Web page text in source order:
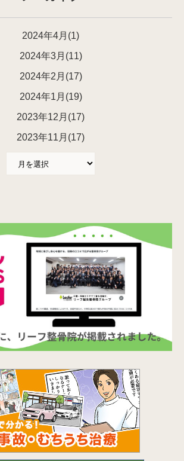
2024年4月(1)
2024年3月(11)
2024年2月(17)
2024年1月(19)
2023年12月(17)
2023年11月(17)